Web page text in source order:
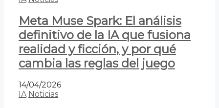
Meta Muse Spark: El análisis
definitivo de la IA que fusiona
realidad y ficción, y por qué
cambia las reglas del juego
14/04/2026
IA Noticias